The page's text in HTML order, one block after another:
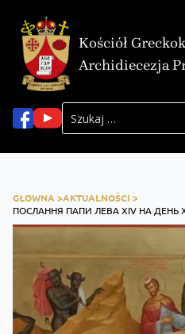
Kościół
Archidiecezja
GŁOWNA >AKTUALNOŚCI >
ПОСЛАННЯ ПАПИ ЛЕВА XIV НА ДЕНЬ